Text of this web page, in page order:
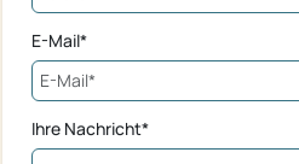
E-Mail*
Ihre Nachricht*